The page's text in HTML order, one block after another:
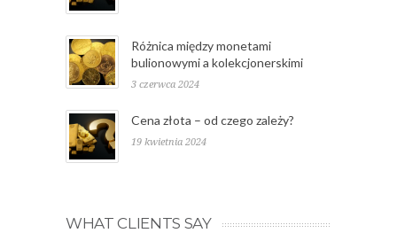
Różnica między monetami
bulionowymi a kolekcjonerskimi
3 czerwca 2024
Cena złota – od czego zależy?
19 kwietnia 2024
WHAT CLIENTS SAY